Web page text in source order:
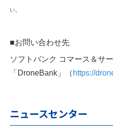
い。
■お問い合わせ先
ソフトバンク コマース＆サ
「DroneBank」（https://
ニュースセンター